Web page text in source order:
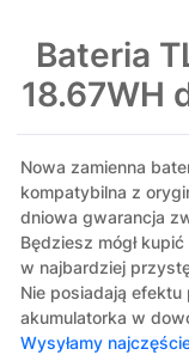
Bateria
18.67WH
Nowa zamienna
kompatybilna z
dniowa gwarancja
Będziesz mógł
w najbardziej
Nie posiadają efektu
akumulatorka w
Wysyłamy